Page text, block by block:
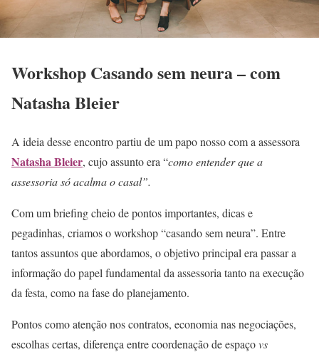
Workshop Casando sem neura – com
Natasha Bleier
A ideia desse encontro partiu de um papo nosso com a assessora
Natasha Bleier, cujo assunto era “como entender que a
assessoria só acalma o casal”.
Com um briefing cheio de pontos importantes, dicas e
pegadinhas, criamos o workshop “casando sem neura”. Entre
tantos assuntos que abordamos, o objetivo principal era passar a
informação do papel fundamental da assessoria tanto na execução
da festa, como na fase do planejamento.
Pontos como atenção nos contratos, economia nas negociações,
escolhas certas, diferença entre coordenação de espaçovs